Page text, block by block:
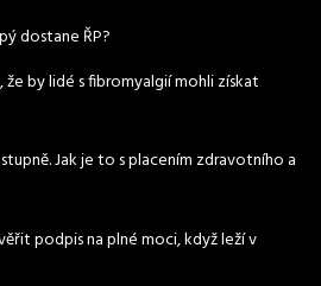
dostane ŘP?
že by lidé s fibromyalgií mohli získat
Jak je to s placením zdravotního a
podpis na plné moci, když leží v